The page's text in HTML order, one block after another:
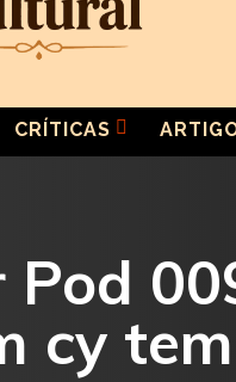
CRÍTICAS
Pod
cy